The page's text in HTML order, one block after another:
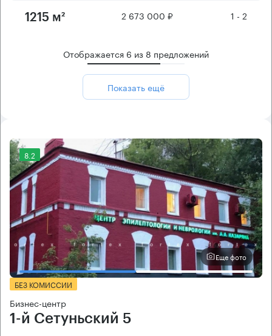
1215 м² 2 673 000 ₽ 1 - 2
Отображается 6 из 8 предложений
Показать ещё
8.2
Еще фото
БЕЗ КОМИССИИ
Бизнес-центр
1-й Сетуньский 5